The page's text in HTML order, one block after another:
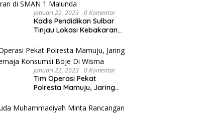
Januari 22, 2023 0 Komentar
Kadis Pendidikan Sulbar
Tinjau Lokasi Kebakaran
Januari 22, 2023 0 Komentar
Tim Operasi Pekat
Polresta Mamuju, Jaring
Boje Di Wisma